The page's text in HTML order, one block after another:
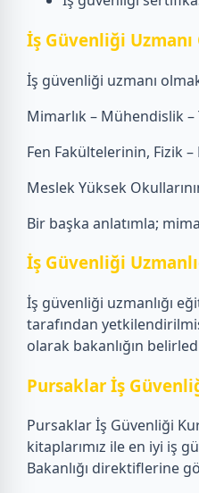
İş Güvenliği
İş güvenliği uzmanı
Mimarlık – Mühendislik
Fen Fakültelerinin, Fizik
Meslek Yüksek
Bir başka anlatımla;
İş Güvenliği
İş güvenliği uzmanlığı
tarafından
olarak bakanlığın
Pursaklar İş
Pursaklar İş Güvenliği
kitaplarımız ile en iyi iş
Bakanlığı direktiflerine